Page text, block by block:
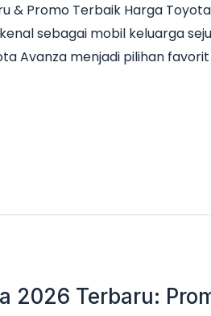
& Promo Terbaik Harga
sebagai mobil keluarga
Avanza menjadi pilihan
2026 Terbaru: